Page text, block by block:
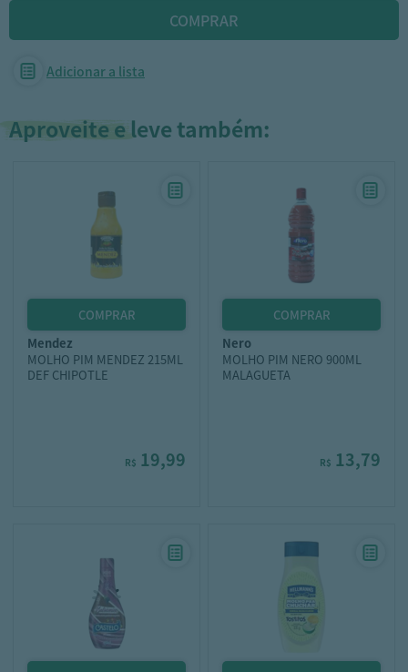
Adicionar a lista
Aproveite e leve também:
mendez
MOLHO PIM MENDEZ 215ML
DEF CHIPOTLE
R$ 19,99
nero
MOLHO PIM NERO 900ML
MALAGUETA
R$ 13,79